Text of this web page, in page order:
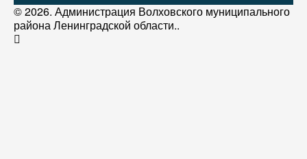
© 2026. Администрация Волховского муниципального
района Ленинградской области..